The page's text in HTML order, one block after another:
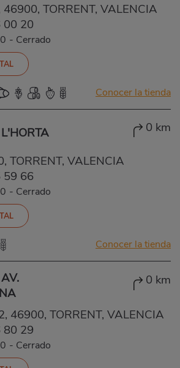
TORRENT, VALENCIA
00 20
- Cerrado
Conocer la tienda
0 km
TORRENT, VALENCIA
59 66
- Cerrado
Conocer la tienda
0 km
46900, TORRENT, VALENCIA
80 29
- Cerrado